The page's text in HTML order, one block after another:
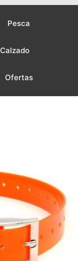
Pesca
Calzado
Ofertas